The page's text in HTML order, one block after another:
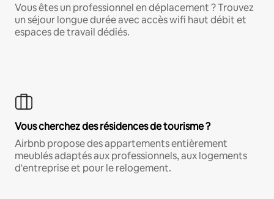
Vous êtes un professionnel en déplacement ? Trouvez
un séjour longue durée avec accès wifi haut débit et
espaces de travail dédiés.
Vous cherchez des résidences de tourisme ?
Airbnb propose des appartements entièrement
meublés adaptés aux professionnels, aux logements
d'entreprise et pour le relogement.